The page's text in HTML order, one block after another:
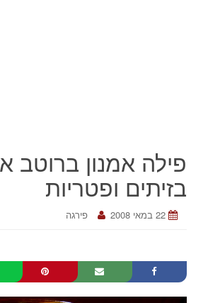
פילה אמנון ברוטב
בזיתים ופטריות
22 במאי 2008 פירגה